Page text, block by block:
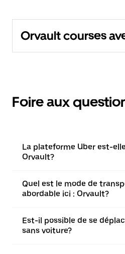
Orvault courses
Foire aux
La plateforme Uber est-
Orvault?
Quel est le mode de
abordable ici : Orvault?
Est-il possible de se
sans voiture?